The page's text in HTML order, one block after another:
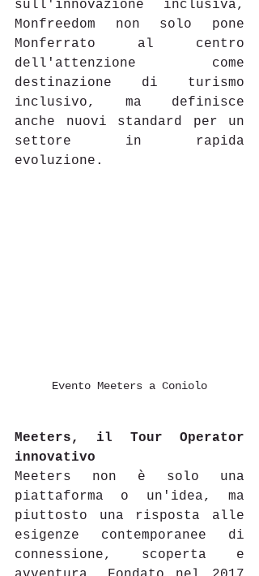
sull'innovazione inclusiva,
Monfreedom non solo pone
Monferrato al centro
dell'attenzione come
destinazione di turismo
inclusivo, ma definisce
anche nuovi standard per un
settore in rapida
evoluzione.
Evento Meeters a Coniolo
Meeters, il Tour Operator
innovativo
Meeters non è solo una
piattaforma o un'idea, ma
piuttosto una risposta alle
esigenze contemporanee di
connessione, scoperta e